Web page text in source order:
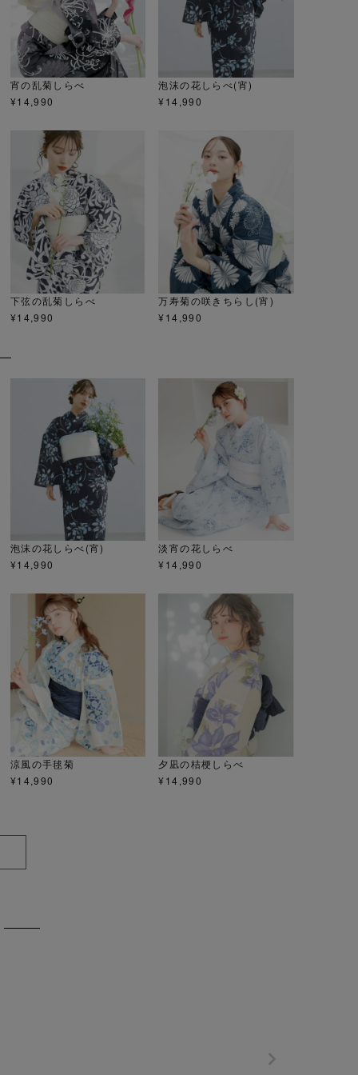
宵の乱菊しらべ
¥14,990
泡沫の花しらべ(宵)
¥14,990
下弦の乱菊しらべ
¥14,990
万寿菊の咲きちらし(宵)
¥14,990
泡沫の花しらべ(宵)
¥14,990
淡宵の花しらべ
¥14,990
涼風の手毬菊
¥14,990
夕凪の桔梗しらべ
¥14,990